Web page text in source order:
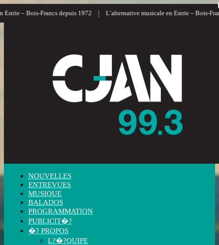
– Bois-Francs depuis 1972 | L’alternative musicale en Estrie – Bois-Francs
NOUVELLES
ENTREVUES
MUSIQUE
BALADOS
PROGRAMMATION
PUBLICIT�?
�? PROPOS
L?�?QUIPE